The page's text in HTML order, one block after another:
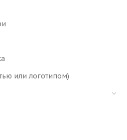
или логотипом)